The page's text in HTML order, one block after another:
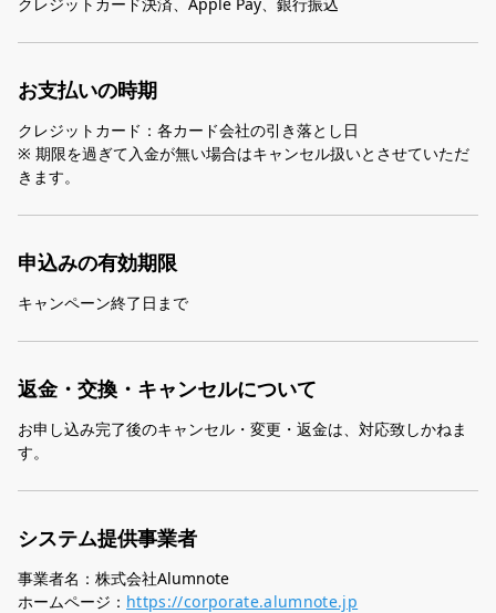
お支払いの時期
クレジットカード：各カード会社の引き落とし日
※ 期限を過ぎて入金が無い場合はキャンセル扱いとさせていただ
きます。
申込みの有効期限
キャンペーン終了日まで
返金・交換・キャンセルについて
お申し込み完了後のキャンセル・変更・返金は、対応致しかねま
す。
システム提供事業者
事業者名：株式会社Alumnote
ホームページ： https://corporate.alumnote.jp